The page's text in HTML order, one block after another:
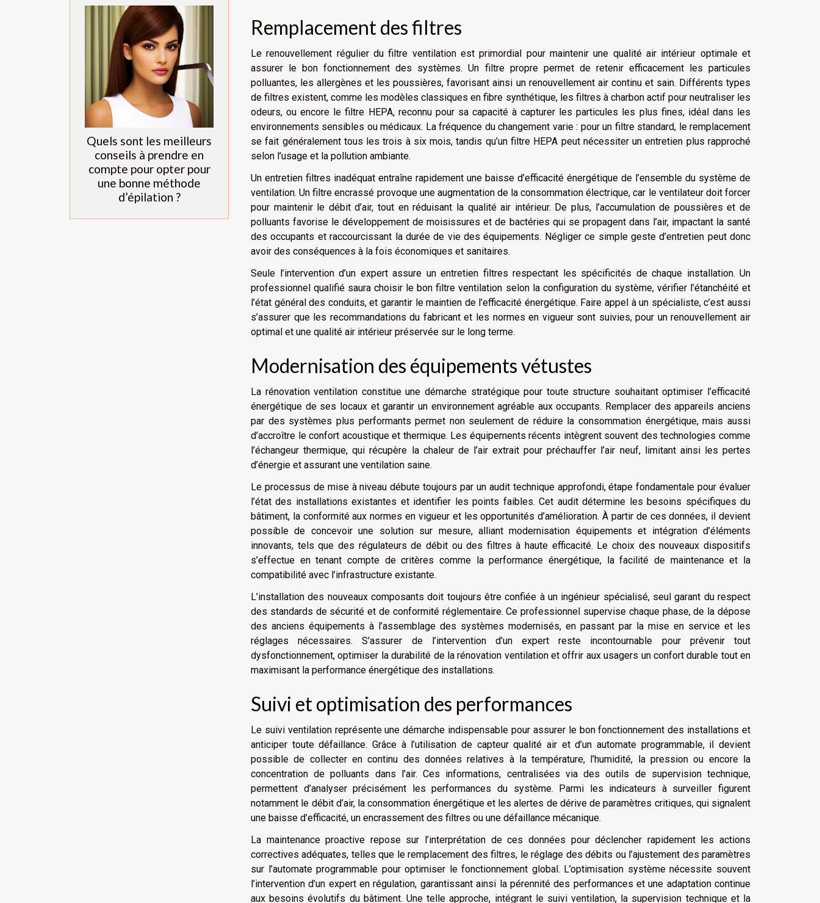
Quels sont les meilleurs
conseils à prendre en
compte pour opter pour
une bonne méthode
d’épilation ?
Remplacement des filtres
Le renouvellement régulier du filtre ventilation est primordial pour maintenir une qualité air intérieur optimale et
assurer le bon fonctionnement des systèmes. Un filtre propre permet de retenir efficacement les particules
polluantes, les allergènes et les poussières, favorisant ainsi un renouvellement air continu et sain. Différents types
de filtres existent, comme les modèles classiques en fibre synthétique, les filtres à charbon actif pour neutraliser les
odeurs, ou encore le filtre HEPA, reconnu pour sa capacité à capturer les particules les plus fines, idéal dans les
environnements sensibles ou médicaux. La fréquence du changement varie : pour un filtre standard, le remplacement
se fait généralement tous les trois à six mois, tandis qu’un filtre HEPA peut nécessiter un entretien plus rapproché
selon l’usage et la pollution ambiante.
Un entretien filtres inadéquat entraîne rapidement une baisse d’efficacité énergétique de l’ensemble du système de
ventilation. Un filtre encrassé provoque une augmentation de la consommation électrique, car le ventilateur doit forcer
pour maintenir le débit d’air, tout en réduisant la qualité air intérieur. De plus, l’accumulation de poussières et de
polluants favorise le développement de moisissures et de bactéries qui se propagent dans l’air, impactant la santé
des occupants et raccourcissant la durée de vie des équipements. Négliger ce simple geste d’entretien peut donc
avoir des conséquences à la fois économiques et sanitaires.
Seule l’intervention d’un expert assure un entretien filtres respectant les spécificités de chaque installation. Un
professionnel qualifié saura choisir le bon filtre ventilation selon la configuration du système, vérifier l’étanchéité et
l’état général des conduits, et garantir le maintien de l’efficacité énergétique. Faire appel à un spécialiste, c’est aussi
s’assurer que les recommandations du fabricant et les normes en vigueur sont suivies, pour un renouvellement air
optimal et une qualité air intérieur préservée sur le long terme.
Modernisation des équipements vétustes
La rénovation ventilation constitue une démarche stratégique pour toute structure souhaitant optimiser l’efficacité
énergétique de ses locaux et garantir un environnement agréable aux occupants. Remplacer des appareils anciens
par des systèmes plus performants permet non seulement de réduire la consommation énergétique, mais aussi
d’accroître le confort acoustique et thermique. Les équipements récents intègrent souvent des technologies comme
l’échangeur thermique, qui récupère la chaleur de l’air extrait pour préchauffer l’air neuf, limitant ainsi les pertes
d’énergie et assurant une ventilation saine.
Le processus de mise à niveau débute toujours par un audit technique approfondi, étape fondamentale pour évaluer
l’état des installations existantes et identifier les points faibles. Cet audit détermine les besoins spécifiques du
bâtiment, la conformité aux normes en vigueur et les opportunités d’amélioration. À partir de ces données, il devient
possible de concevoir une solution sur mesure, alliant modernisation équipements et intégration d’éléments
innovants, tels que des régulateurs de débit ou des filtres à haute efficacité. Le choix des nouveaux dispositifs
s’effectue en tenant compte de critères comme la performance énergétique, la facilité de maintenance et la
compatibilité avec l’infrastructure existante.
L’installation des nouveaux composants doit toujours être confiée à un ingénieur spécialisé, seul garant du respect
des standards de sécurité et de conformité réglementaire. Ce professionnel supervise chaque phase, de la dépose
des anciens équipements à l’assemblage des systèmes modernisés, en passant par la mise en service et les
réglages nécessaires. S’assurer de l’intervention d’un expert reste incontournable pour prévenir tout
dysfonctionnement, optimiser la durabilité de la rénovation ventilation et offrir aux usagers un confort durable tout en
maximisant la performance énergétique des installations.
Suivi et optimisation des performances
Le suivi ventilation représente une démarche indispensable pour assurer le bon fonctionnement des installations et
anticiper toute défaillance. Grâce à l’utilisation de capteur qualité air et d’un automate programmable, il devient
possible de collecter en continu des données relatives à la température, l’humidité, la pression ou encore la
concentration de polluants dans l’air. Ces informations, centralisées via des outils de supervision technique,
permettent d’analyser précisément les performances du système. Parmi les indicateurs à surveiller figurent
notamment le débit d’air, la consommation énergétique et les alertes de dérive de paramètres critiques, qui signalent
une baisse d’efficacité, un encrassement des filtres ou une défaillance mécanique.
La maintenance proactive repose sur l’interprétation de ces données pour déclencher rapidement les actions
correctives adéquates, telles que le remplacement des filtres, le réglage des débits ou l’ajustement des paramètres
sur l’automate programmable pour optimiser le fonctionnement global. L’optimisation système nécessite souvent
l’intervention d’un expert en régulation, garantissant ainsi la pérennité des performances et une adaptation continue
aux besoins évolutifs du bâtiment. Une telle approche, intégrant le suivi ventilation, la supervision technique et la